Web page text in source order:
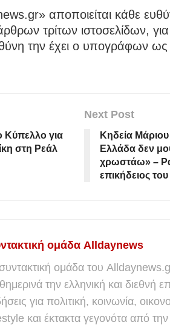
αποποιείται κάθε
τρίτων ιστοσελίδων,
την έχει ο υπογράφων
Κύπελλο για
στη Ρεάλ
Next Post
Κηδεία
Ελλάδα δεν
χρωστάω» –
επικήδειος
ομάδα Alldaynews
ομάδα του
την ελληνική και διεθνή
για πολιτική, κοινωνία,
και έκτακτα γεγονότα από